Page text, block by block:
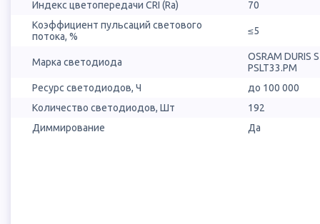
Индекс цветопередачи CRI (Ra)
70
Коэффициент пульсаций светового
потока, %
≤5
Марка светодиода
OSRAM DURIS
PSLT33.PM
Ресурс светодиодов, Ч
до 100 000
Количество светодиодов, Шт
192
Диммирование
Да